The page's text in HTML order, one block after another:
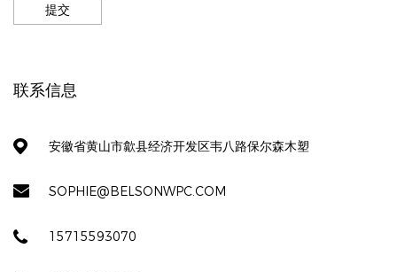
提交
联系信息
安徽省黄山市歙县经济开发区韦八路保尔森木塑
SOPHIE@BELSONWPC.COM
15715593070